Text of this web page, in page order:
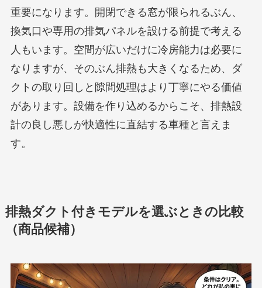
重要になります。開閉できる窓が限られるぶん、
換気口や専用の排気パネルを設ける前提で考える
人もいます。空間が広いだけに冷房能力は必要に
なりますが、そのぶん排熱も大きくなるため、ダ
クトの取り回しと隙間処理はより丁寧にやる価値
があります。設備を作り込めるからこそ、排熱設
計の良し悪しが快適性に直結する車種と言えま
す。
排熱ダクト付きモデルを選ぶときの比較
（商品候補）